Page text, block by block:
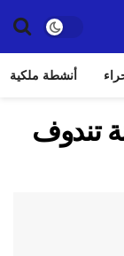
أنشطة ملكية
تندوف